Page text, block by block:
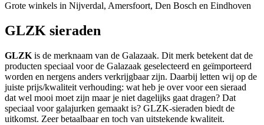
Grote winkels in Nijverdal, Amersfoort, Den Bosch en Eindhoven
GLZK sieraden
GLZK is de merknaam van de Galazaak. Dit merk betekent dat de
producten speciaal voor de Galazaak geselecteerd en geïmporteerd
worden en nergens anders verkrijgbaar zijn. Daarbij letten wij op de
juiste prijs/kwaliteit verhouding: wat heb je over voor een sieraad
dat wel mooi moet zijn maar je niet dagelijks gaat dragen? Dat
speciaal voor galajurken gemaakt is? GLZK-sieraden biedt de
uitkomst. Zeer betaalbaar en toch van uitstekende kwaliteit.